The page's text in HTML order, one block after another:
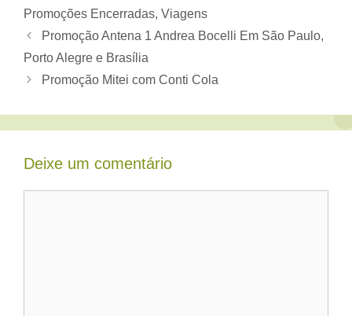
Promoções Encerradas, Viagens
Promoção Antena 1 Andrea Bocelli Em São Paulo,
Porto Alegre e Brasília
Promoção Mitei com Conti Cola
Deixe um comentário